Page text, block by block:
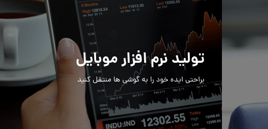
تولید نرم افزار موبایل
براحتی ایده خود را به گوشی ها منتقل کنید